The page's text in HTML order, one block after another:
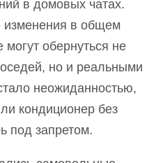
в домовых чатах.
изменения в общем
обернуться не
но и реальными
неожиданностью,
кондиционер без
под запретом.